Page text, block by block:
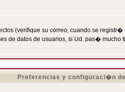
(verifique su correo, cuando se
de datos de usuarios, si Ud. pas�
Preferencias y configuraci�n